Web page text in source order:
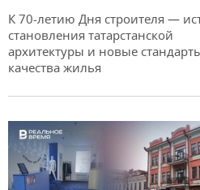
К 70-летию Дня строителя —
становления татарстанской
архитектуры и новые
качества жилья